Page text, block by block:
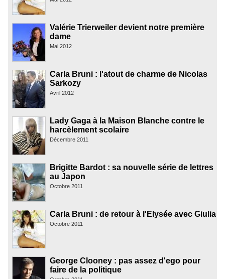
Valérie Trierweiler devient notre première
dame
Mai 2012
Carla Bruni : l'atout de charme de Nicolas
Sarkozy
Avril 2012
Lady Gaga à la Maison Blanche contre le
harcèlement scolaire
Décembre 2011
Brigitte Bardot : sa nouvelle série de lettres
au Japon
Octobre 2011
Carla Bruni : de retour à l'Elysée avec Giulia
Octobre 2011
George Clooney : pas assez d'ego pour
faire de la politique